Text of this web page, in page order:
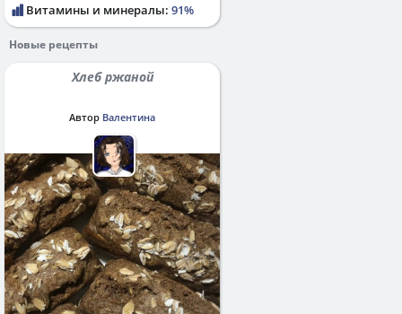
Витамины и минералы: 91%
Новые рецепты
Хлеб ржаной
Автор Валентина